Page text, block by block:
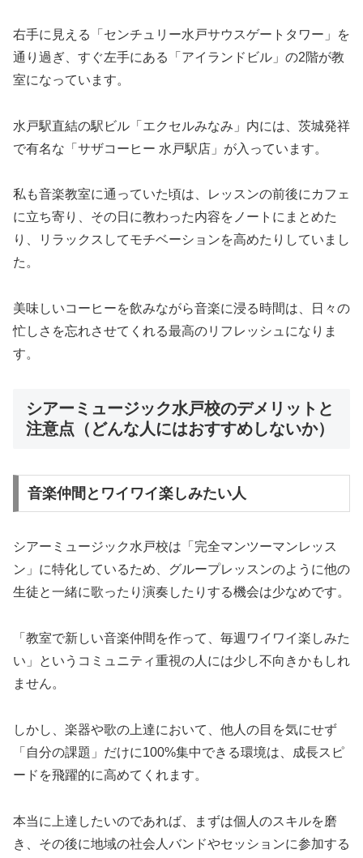
右手に見える「センチュリー水戸サウスゲートタワー」を
通り過ぎ、すぐ左手にある「アイランドビル」の2階が教
室になっています。
水戸駅直結の駅ビル「エクセルみなみ」内には、茨城発祥
で有名な「サザコーヒー 水戸駅店」が入っています。
私も音楽教室に通っていた頃は、レッスンの前後にカフェ
に立ち寄り、その日に教わった内容をノートにまとめた
り、リラックスしてモチベーションを高めたりしていまし
た。
美味しいコーヒーを飲みながら音楽に浸る時間は、日々の
忙しさを忘れさせてくれる最高のリフレッシュになりま
す。
シアーミュージック水戸校のデメリットと
注意点（どんな人にはおすすめしないか）
音楽仲間とワイワイ楽しみたい人
シアーミュージック水戸校は「完全マンツーマンレッス
ン」に特化しているため、グループレッスンのように他の
生徒と一緒に歌ったり演奏したりする機会は少なめです。
「教室で新しい音楽仲間を作って、毎週ワイワイ楽しみた
い」というコミュニティ重視の人には少し不向きかもしれ
ません。
しかし、楽器や歌の上達において、他人の目を気にせず
「自分の課題」だけに100%集中できる環境は、成長スピ
ードを飛躍的に高めてくれます。
本当に上達したいのであれば、まずは個人のスキルを磨
き、その後に地域の社会人バンドやセッションに参加する